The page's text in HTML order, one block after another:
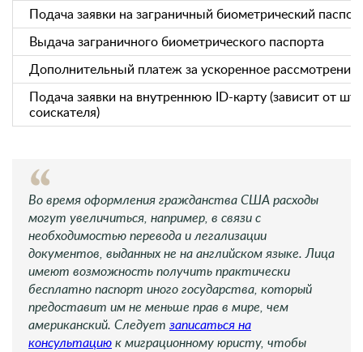
Подача заявки на заграничный биометрический
Выдача заграничного биометрического паспорта
Дополнительный платеж за ускоренное рассмотрение
Подача заявки на внутреннюю ID-карту (зависит от
соискателя)
Во время оформления гражданства США расходы
могут увеличиться, например, в связи с
необходимостью перевода и легализации
документов, выданных не на английском языке. Лица
имеют возможность получить практически
бесплатно паспорт иного государства, который
предоставит им не меньше прав в мире, чем
американский. Следует записаться на
консультацию к миграционному юристу, чтобы